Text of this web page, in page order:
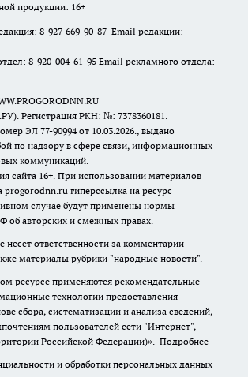
продукции: 16+
8-927-669-90-87 Email редакции:
8-920-004-61-95 Email рекламного отдела:
Регистрация РКН: №: 7378360181.
ЭЛ 77-90994 от 10.03.2026., выдано
по надзору в сфере связи, информационных
коммуникаций.
сайта 16+. При использовании материалов
progorodnn.ru гиперссылка на ресурс
случае будут применены нормы
об авторских и смежных правах.
несет ответственности за комментарии
материалы рубрики "народные новости".
ресурсе применяются рекомендательные
технологии предоставления
сбора, систематизации и анализа сведений,
пользователей сети "Интернет",
Российской Федерации)». Подробнее
и обработки персональных данных